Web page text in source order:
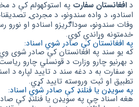
د افغانستان سفارت په استوکهولم کې د
اسنادو، د واده سندونو، د مجردۍ
وفات سندونو، سوداګریزو اسنادو او
خدمتونه وړاندې کوي.
په افغانستان کې صادر شوي اسناد:
که یو سند په افغانستان کې صادر شوی
د بهرنیو چارو وزارت د قونسلي چارو
نو سفارت به د دغه سند د تایید لپاره د
تطبیق او ثبت وروسته تایید کړي.
په سویډن یا فنلنډ کې صادر شوي اسناد:
هغه اسناد چې په سویډن یا فنلنډ کې